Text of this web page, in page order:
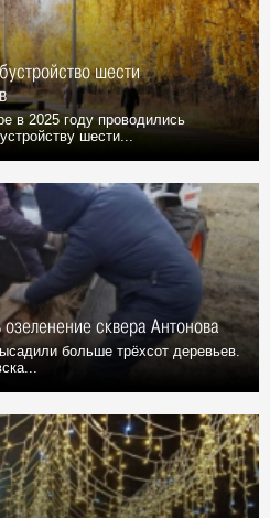
шести
в 2025 году проводились
шести...
сквера Антонова
больше трёхсот деревьев.